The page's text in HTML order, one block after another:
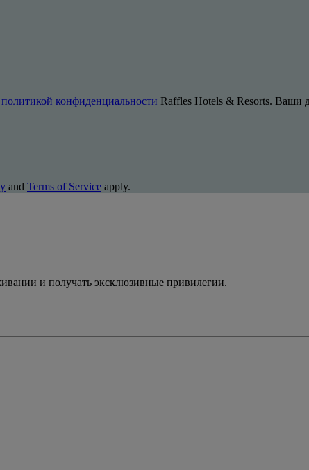
политикой конфиденциальности Raffles Hotels & Resorts. Ваши
and Terms of Service apply.
и получать эксклюзивные привилегии.